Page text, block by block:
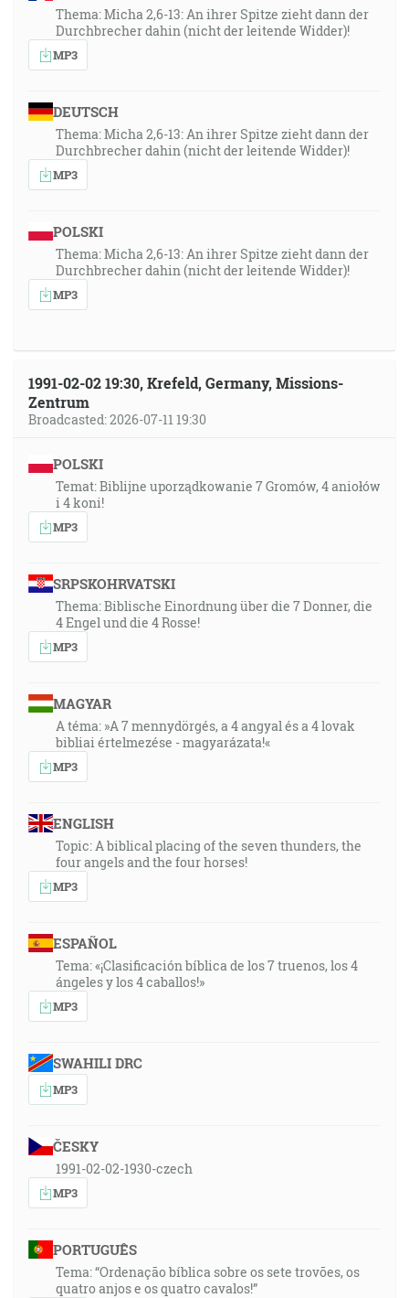
Thema: Micha 2,6-13: An ihrer Spitze zieht dann der
Durchbrecher dahin (nicht der leitende Widder)!
MP3
DEUTSCH
Thema: Micha 2,6-13: An ihrer Spitze zieht dann der
Durchbrecher dahin (nicht der leitende Widder)!
MP3
POLSKI
Thema: Micha 2,6-13: An ihrer Spitze zieht dann der
Durchbrecher dahin (nicht der leitende Widder)!
MP3
1991-02-02 19:30, Krefeld, Germany, Missions-
Zentrum
Broadcasted: 2026-07-11 19:30
POLSKI
Temat: Biblijne uporządkowanie 7 Gromów, 4 aniołów
i 4 koni!
MP3
SRPSKOHRVATSKI
Thema: Biblische Einordnung über die 7 Donner, die
4 Engel und die 4 Rosse!
MP3
MAGYAR
A téma: »A 7 mennydörgés, a 4 angyal és a 4 lovak
bibliai értelmezése - magyarázata!«
MP3
ENGLISH
Topic: A biblical placing of the seven thunders, the
four angels and the four horses!
MP3
ESPAÑOL
Tema: «¡Clasificación bíblica de los 7 truenos, los 4
ángeles y los 4 caballos!»
MP3
SWAHILI DRC
MP3
ČESKY
1991-02-02-1930-czech
MP3
PORTUGUÊS
Tema: “Ordenação bíblica sobre os sete trovões, os
quatro anjos e os quatro cavalos!”